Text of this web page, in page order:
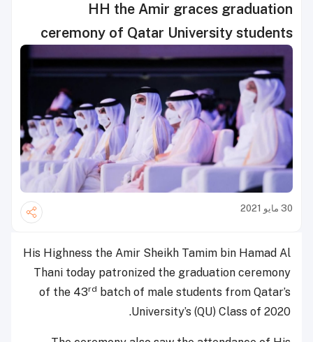
HH the Amir graces graduation
ceremony of Qatar University students
30 مايو 2021
His Highness the Amir Sheikh Tamim bin Hamad Al
Thani today patronized the graduation ceremony
of the 43rd batch of male students from Qatar’s
University’s (QU) Class of 2020.